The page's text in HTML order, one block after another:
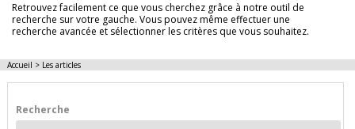
Retrouvez facilement ce que vous cherchez grâce à notre outil de
recherche sur votre gauche. Vous pouvez même effectuer une
recherche avancée et sélectionner les critères que vous souhaitez.
Accueil > Les articles
Recherche